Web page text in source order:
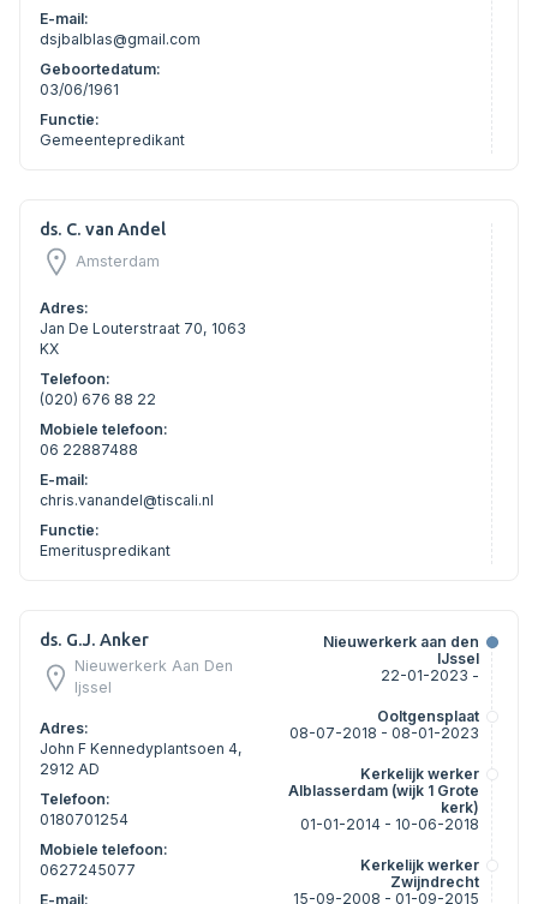
E-mail:
dsjbalblas@gmail.com
Geboortedatum:
03/06/1961
Functie:
Gemeentepredikant
ds. C. van Andel
Amsterdam
Adres:
Jan De Louterstraat 70, 1063
KX
Telefoon:
(020) 676 88 22
Mobiele telefoon:
06 22887488
E-mail:
chris.vanandel@tiscali.nl
Functie:
Emerituspredikant
ds. G.J. Anker
Nieuwerkerk Aan Den
Ijssel
Adres:
John F Kennedyplantsoen 4,
2912 AD
Telefoon:
0180701254
Mobiele telefoon:
0627245077
E-mail:
Nieuwerkerk aan den
IJssel
22-01-2023 -
Ooltgensplaat
08-07-2018 - 08-01-2023
Kerkelijk werker
Alblasserdam (wijk 1 Grote
kerk)
01-01-2014 - 10-06-2018
Kerkelijk werker
Zwijndrecht
15-09-2008 - 01-09-2015